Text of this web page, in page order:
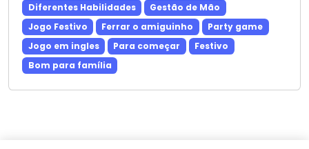
Diferentes Habilidades
Gestão de Mão
Jogo Festivo
Ferrar o amiguinho
Party game
Jogo em ingles
Para começar
Festivo
Bom para família